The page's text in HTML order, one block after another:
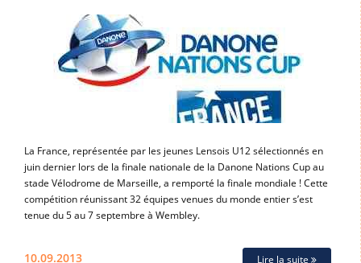
La France, représentée par les jeunes Lensois U12 sélectionnés en
juin dernier lors de la finale nationale de la Danone Nations Cup au
stade Vélodrome de Marseille, a remporté la finale mondiale ! Cette
compétition réunissant 32 équipes venues du monde entier s’est
tenue du 5 au 7 septembre à Wembley.
10.09.2013 Lire la suite